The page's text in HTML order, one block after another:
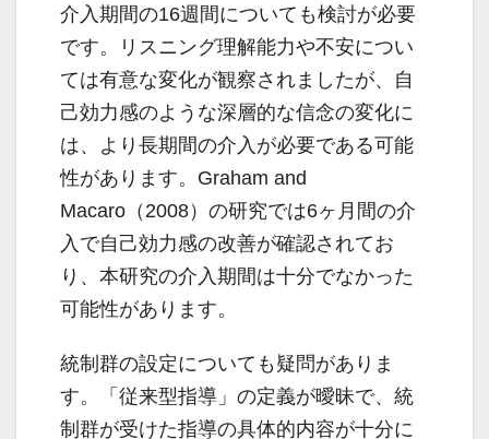
介入期間の16週間についても検討が必要
です。リスニング理解能力や不安につい
ては有意な変化が観察されましたが、自
己効力感のような深層的な信念の変化に
は、より長期間の介入が必要である可能
性があります。Graham and
Macaro（2008）の研究では6ヶ月間の介
入で自己効力感の改善が確認されてお
り、本研究の介入期間は十分でなかった
可能性があります。
統制群の設定についても疑問がありま
す。「従来型指導」の定義が曖昧で、統
制群が受けた指導の具体的内容が十分に